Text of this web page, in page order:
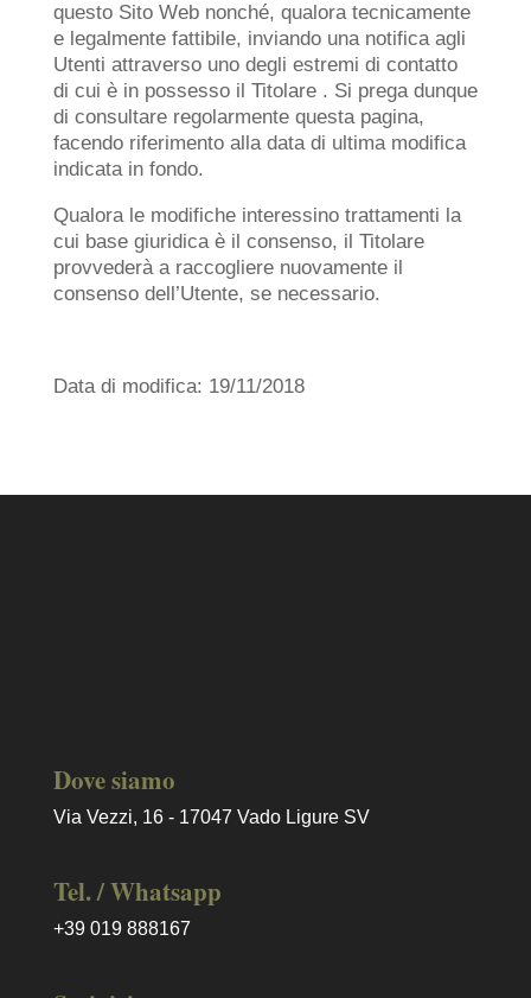
questo Sito Web nonché, qualora tecnicamente
e legalmente fattibile, inviando una notifica agli
Utenti attraverso uno degli estremi di contatto
di cui è in possesso il Titolare . Si prega dunque
di consultare regolarmente questa pagina,
facendo riferimento alla data di ultima modifica
indicata in fondo.
Qualora le modifiche interessino trattamenti la
cui base giuridica è il consenso, il Titolare
provvederà a raccogliere nuovamente il
consenso dell’Utente, se necessario.
Data di modifica: 19/11/2018
Dove siamo
Via Vezzi, 16 - 17047 Vado Ligure SV
Tel. / Whatsapp
+39 019 888167